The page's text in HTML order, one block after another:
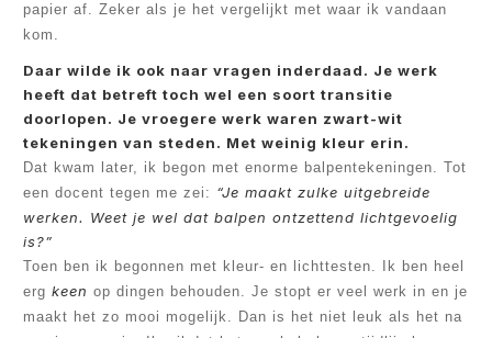
papier af. Zeker als je het vergelijkt met waar ik vandaan
kom.
Daar wilde ik ook naar vragen inderdaad. Je werk
heeft dat betreft toch wel een soort transitie
doorlopen. Je vroegere werk waren zwart-wit
tekeningen van steden. Met weinig kleur erin.
Dat kwam later, ik begon met enorme balpentekeningen. Tot
een docent tegen me zei: “Je maakt zulke uitgebreide
werken. Weet je wel dat balpen ontzettend lichtgevoelig
is?”
Toen ben ik begonnen met kleur- en lichttesten. Ik ben heel
erg keen op dingen behouden. Je stopt er veel werk in en je
maakt het zo mooi mogelijk. Dan is het niet leuk als het na